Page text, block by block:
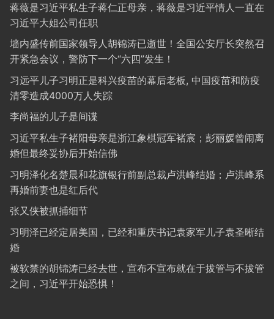
蒋薇是习近平私生子蒋仁正母亲，蒋薇是习近平情人一直在
习近平大姐公司任职
墙内盛传前国家领导人胡锦涛已逝世！全国公安厅长突然召
开紧急会议，警防下一个“六四”发生！
习远平儿子习明正是科兴疫苗的幕后老板, 中国疫苗和防疫
清零造成4000万人失踪
李尚福的儿子是间谍
习近平私生子褚阳母亲是浙江象棋冠军褚宸；彭丽媛曾闹离
婚但最终妥协后开始信佛
习明泽化名楚晨和花旗银行前副总裁卢洪峰结婚；卢洪峰系
再婚前妻也是红后代
张又侠被抓捕细节
习明泽已经定居美国，已经和重庆书记袁家军儿子袁圣晰结
婚
被软禁的胡锦涛已经去世，宣布不宣布就在于拔管与不拔管
之间，习近平开始恐惧！